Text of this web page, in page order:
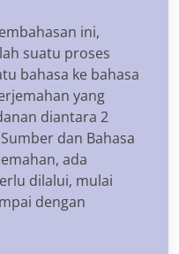
ini,
suatu proses
bahasa ke bahasa
yang
diantara 2
dan Bahasa
ada
dilalui, mulai
dengan